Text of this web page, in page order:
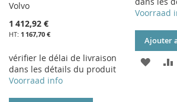
Volvo
1 412,92 €
1 167,70 €
vérifier le délai de livraison
dans les détails du produit
Voorraad info
Voorraad
Ajouter